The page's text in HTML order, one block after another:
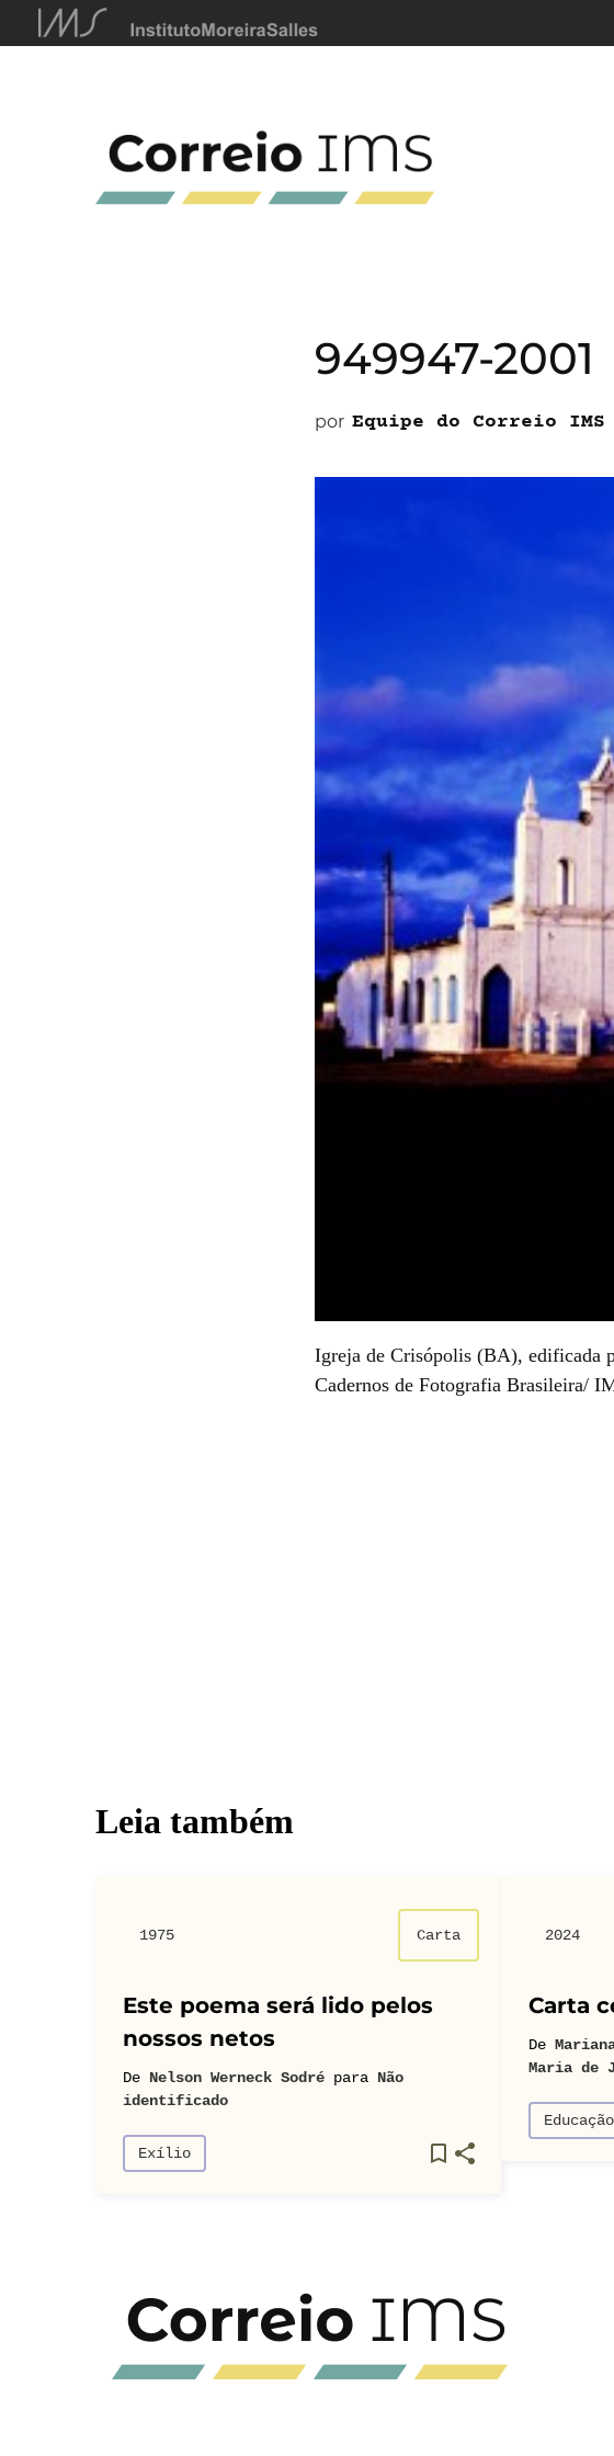
949947-2001
por Equipe do Correio IMS
Igreja de Crisópolis (BA), edificada
Cadernos de Fotografia Brasileira/
Leia também
1975 Carta
Este poema será lido pelos
nossos netos
De Nelson Werneck Sodré para Não
identificado
Exílio
2024
Carta
De
Maria de
Educação